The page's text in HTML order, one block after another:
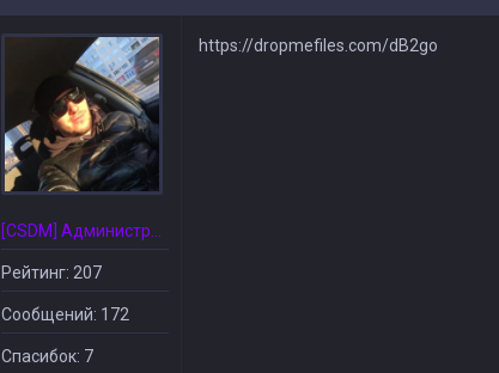
Рейтинг: 207
Сообщений: 172
Спасибок: 7
https://dropmefiles.com/dB2go